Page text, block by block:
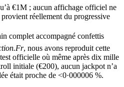
€1M ; aucun affichage officiel ne
réellement du progressive
complet accompagné confettis
, nous avons reproduit cette
officielle où même après dix mille
initiale (€200), aucun jackpot n’a
était proche de <0·000006 %.